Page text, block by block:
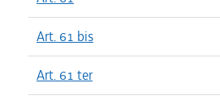
Art. 61 bis
Art. 61 ter